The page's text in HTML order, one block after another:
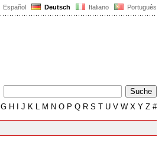
Español Deutsch Italiano Português
G H J K L M N O P Q R S T U V W X Y Z #